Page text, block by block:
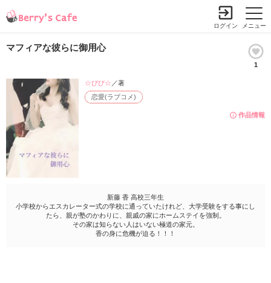
メニュー
ログイン
マフィアな彼らに御用心
1
作品情報
恋愛(ラブコメ)
☆びび☆ ／著
新藤 香 高校三年生
小学校からエスカレーター式の学校に通っていたけれど、大学受験をする事にし
たら、親が塾のかわりに、親戚の家にホームステイを強制。
その家は知らない人はいない極道の家元。
香の身に危機が迫る！！！